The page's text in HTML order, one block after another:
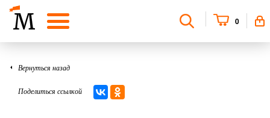
0
Вернуться назад
Поделиться ссылкой